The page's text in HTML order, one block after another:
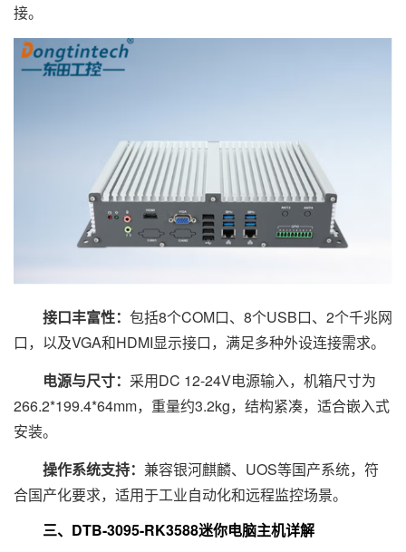
接。
接口丰富性： 包括8个COM口、8个USB口、2个千兆网
口，以及VGA和HDMI显示接口，满足多种外设连接需求。
电源与尺寸： 采用DC 12-24V电源输入，机箱尺寸为
266.2*199.4*64mm，重量约3.2kg，结构紧凑，适合嵌入式
安装。
操作系统支持： 兼容银河麒麟、UOS等国产系统，符
合国产化要求，适用于工业自动化和远程监控场景。
三、DTB-3095-RK3588迷你电脑主机详解